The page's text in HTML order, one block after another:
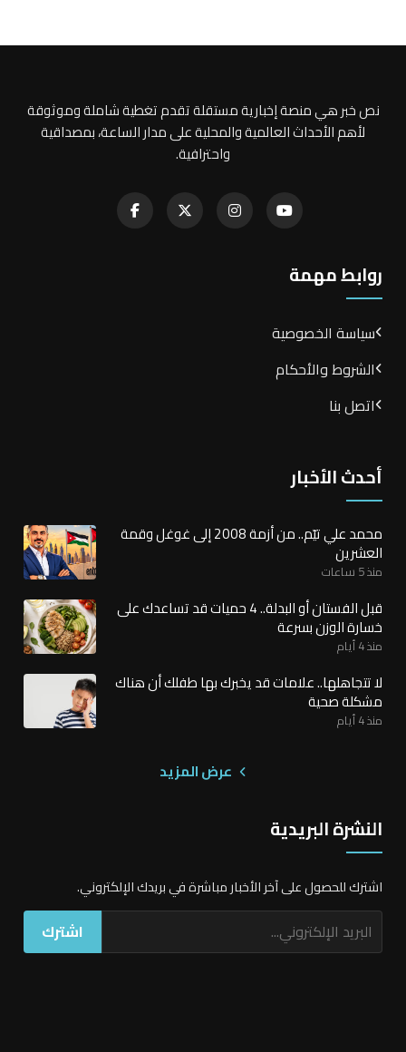
نص خبر هي منصة إخبارية مستقلة تقدم تغطية شاملة وموثوقة
لأهم الأحداث العالمية والمحلية على مدار الساعة، بمصداقية
واحترافية.
روابط مهمة
سياسة الخصوصية
الشروط والأحكام
اتصل بنا
أحدث الأخبار
محمد علي تيّم.. من أزمة 2008 إلى غوغل وقمة
العشرين
منذ 5 ساعات
قبل الفستان أو البدلة.. 4 حميات قد تساعدك على
خسارة الوزن بسرعة
منذ 4 أيام
لا تتجاهلها.. علامات قد يخبرك بها طفلك أن هناك
مشكلة صحية
منذ 4 أيام
عرض المزيد
النشرة البريدية
اشترك للحصول على آخر الأخبار مباشرة في بريدك الإلكتروني.
اشترك